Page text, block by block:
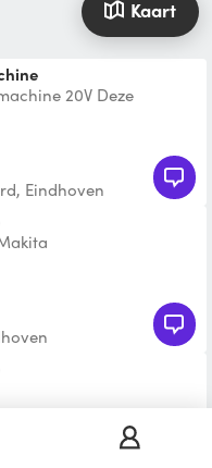
Kaart
20V Deze
de machi
Eindhoven